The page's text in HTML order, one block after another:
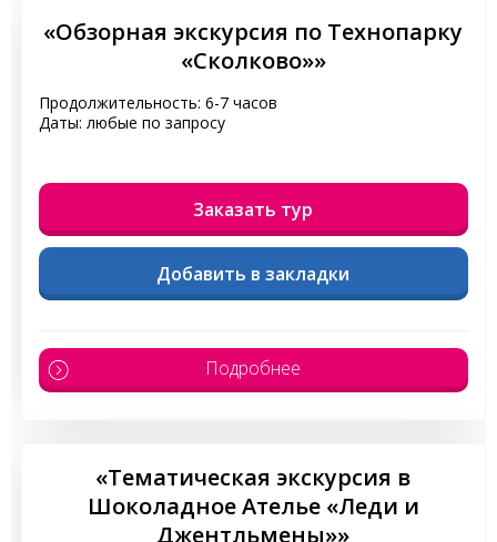
«Обзорная экскурсия по Технопарку
«Сколково»»
Продолжительность: 6-7 часов
Даты: любые по запросу
Заказать тур
Добавить в закладки
Подробнее
«Тематическая экскурсия в
Шоколадное Ателье «Леди и
Джентльмены»»